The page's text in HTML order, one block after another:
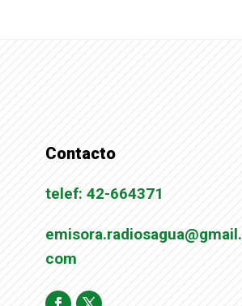
Contacto
telef: 42-664371
emisora.radiosagua@gmail.
com